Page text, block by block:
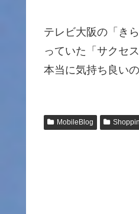
テレビ大阪の「き
っていた「サクセ
本当に気持ち良い
MobileBlog